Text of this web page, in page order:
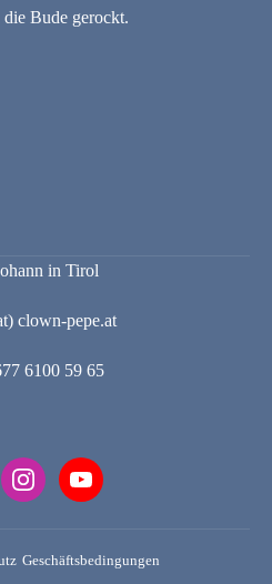
die Bude gerockt.
in Tirol
clown-pepe.at
6100 59 65
Geschäftsbedingungen